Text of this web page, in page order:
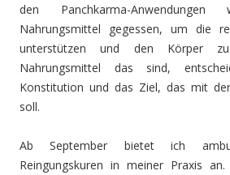
den Panchkarma-Anwendungen
Nahrungsmittel gegessen, um die
unterstützen und den Körper
Nahrungsmittel das sind,
Konstitution und das Ziel, das mit
soll.
Ab September bietet ich
Reingungskuren in meiner Praxis